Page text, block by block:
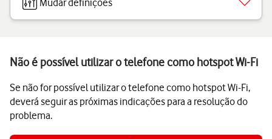
Mudar definições
Não é possível utilizar o telefone como hotspot Wi-Fi
Se não for possível utilizar o telefone como hotspot Wi-Fi,
deverá seguir as próximas indicações para a resolução do
problema.